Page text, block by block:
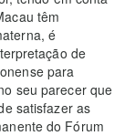
têm
é
de
para
seu parecer que
satisfazer as
do Fórum